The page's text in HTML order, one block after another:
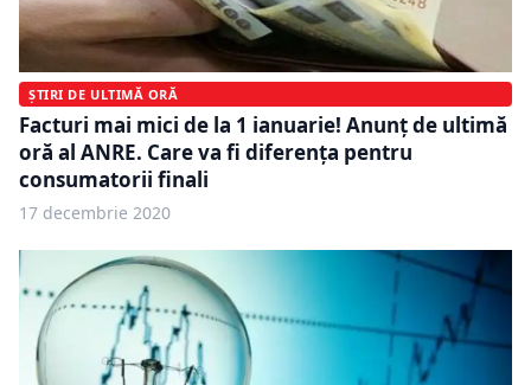
ȘTIRI DE ULTIMĂ ORĂ
Facturi mai mici de la 1 ianuarie! Anunţ de ultimă
oră al ANRE. Care va fi diferenţa pentru
consumatorii finali
17 decembrie 2020